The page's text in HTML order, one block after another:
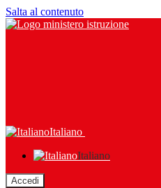
Salta al contenuto
Italiano
Italiano
Accedi